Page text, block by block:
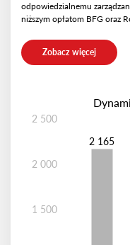
odpowiedzialnemu
niższym opłatom BFG oraz
Zobacz więcej
2 165
1 500
2 000
2 500